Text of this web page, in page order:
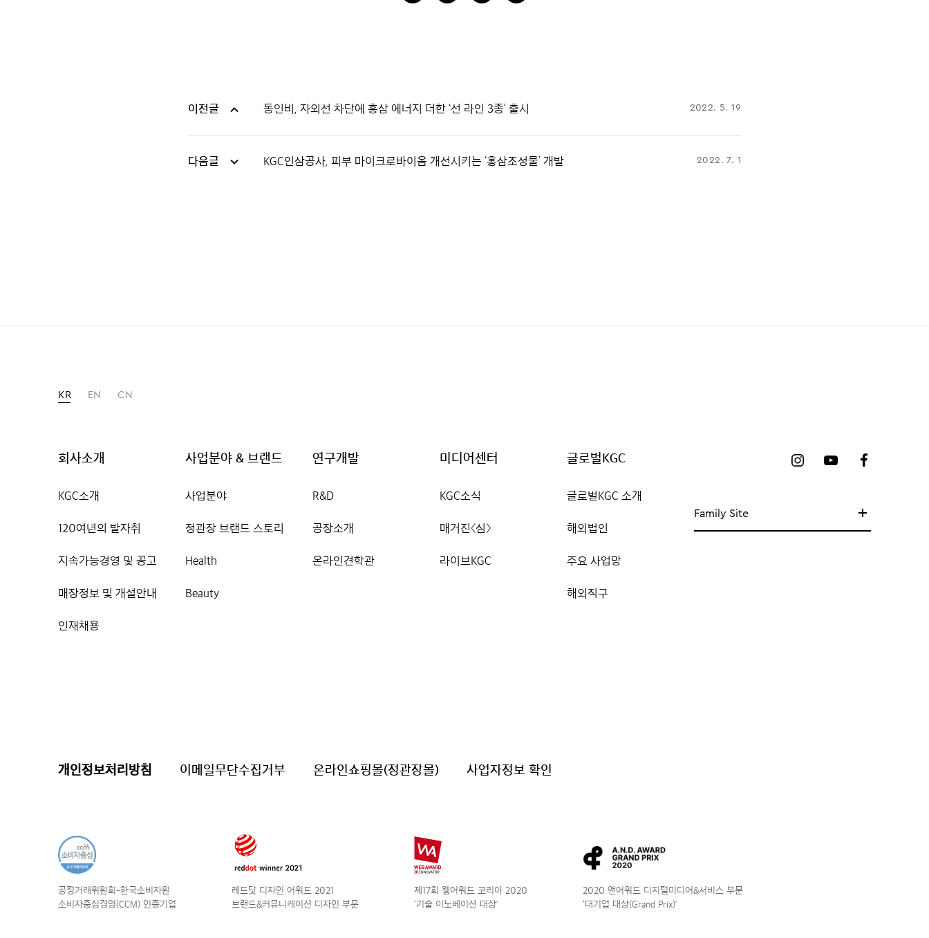
이전글 동인비, 자외선 차단에 홍삼 에너지 더한 ‘선 라인 3종’ 출시 2022. 5. 19
다음글 KGC인삼공사, 피부 마이크로바이옴 개선시키는 ‘홍삼조성물’ 개발 2022. 7. 1
KR EN CN
회사소개
KGC소개
120여년의 발자취
지속가능경영 및 공고
매장정보 및 개설안내
인재채용
사업분야 & 브랜드
사업분야
정관장 브랜드 스토리
Health
Beauty
연구개발
R&D
공장소개
온라인견학관
미디어센터
KGC소식
매거진〈심〉
라이브KGC
글로벌KGC
글로벌KGC 소개
해외법인
주요 사업망
해외직구
Family Site
개인정보처리방침 이메일무단수집거부 온라인쇼핑몰(정관장몰) 사업자정보 확인
공정거래위원회-한국소비자원
소비자중심경영(CCM) 인증기업
레드닷 디자인 어워드 2021
브랜드&커뮤니케이션 디자인 부문
제17회 웹어워드 코리아 2020
‘기술 이노베이션 대상’
2020 앤어워드 디지털미디어&서비스 부문
‘대기업 대상(Grand Prix)’